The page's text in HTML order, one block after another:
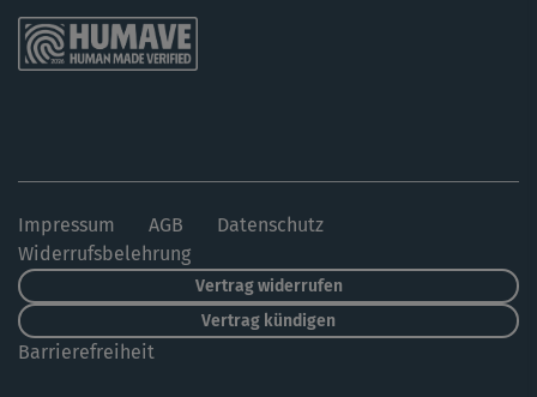
Impressum AGB
Datenschutz
Widerrufsbelehrung
Vertrag widerrufen
Vertrag kündigen
Barrierefreiheit